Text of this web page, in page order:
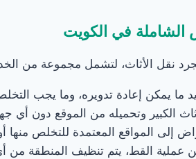
في الكويت
نقل الأثاث، لتشمل مجموعة من
ما يمكن إعادة تدويره، وما يجب
الكبير وتحميله من الموقع دون أي
إلى المواقع المعتمدة للتخلص منها
من عملية القط، يتم تنظيف المنطقة من